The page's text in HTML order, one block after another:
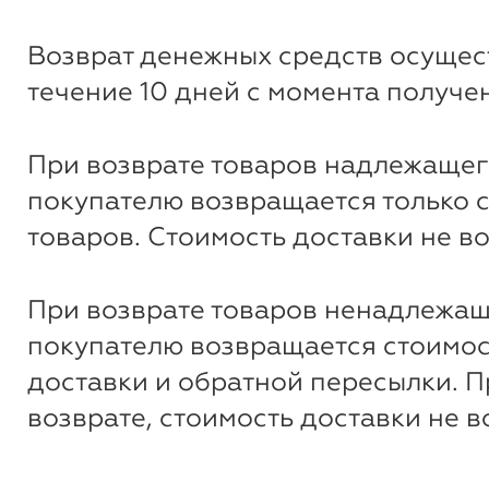
Возврат денежных средств
течение 10 дней с момента
При возврате товаров
покупателю возвращается только
товаров. Стоимость доставки не
При возврате товаров
покупателю возвращается
доставки и обратной пересылки.
возврате, стоимость доставки не